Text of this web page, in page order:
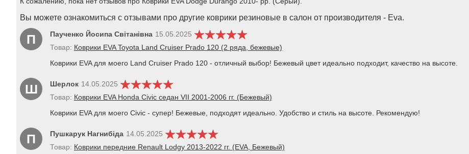
Вы можете ознакомиться с отзывами про другие коврики резиновые в салон от производителя - Eva.
П Паученко Йосипа Світанівна 15.05.2025
Товар: Коврики EVA Toyota Land Cruiser Prado 120 (2 ряда, бежевые)
Коврики EVA для моего Land Cruiser Prado 120 - отличный выбор! Бежевый цвет идеально подходит, качество на высоте.
Ш Шерлок 14.05.2025
Товар: Коврики EVA Honda Civic седан VII 2001-2006 гг. (Бежевый)
Коврики EVA для моего Civic - супер! Бежевые, подходят идеально. Удобство и стиль на высоте. Рекомендую!
П Пушкарук Нагнибіда 14.05.2025
Товар: Коврики передние Renault Lodgy 2013-2022 гг. (EVA, Бежевый)